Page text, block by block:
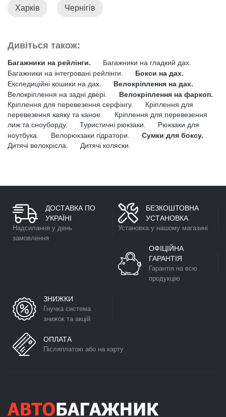
Харків Чернігів
Дивіться також:
Багажники на рейлінги.
Багажники на гладкий дах.
Багажники на інтегровані рейлінги.
Бокси на дах.
Експедиційні кошики на дах.
Велокріплення на дах.
Велокріплення на задні двері.
Велокріплення на фаркоп.
Кріплення для перевезення серфінгу.
Кріплення для
перевезення каяку та каное.
Кріплення для перевезення
лиж та сноуборду.
Туристичні рюкзаки.
Рюкзаки для
ноутбука.
Велорюкзаки гідратори.
Сумки для боксу.
Дитячі велокрісла.
Дитячі коляски.
ДОСТАВКА ПО
УКРАЇНІ
Надсилання у день
замовлення
БЕЗКОШТОВНА
УСТАНОВКА
Установка у нашому магазині
ОФІЦІЙНА
ГАРАНТІЯ
Гарантія на всю
продукцію
ЗНИЖКИ
Гнучка система
знижок та акцій
ОПЛАТА
Післяплатою або на карту